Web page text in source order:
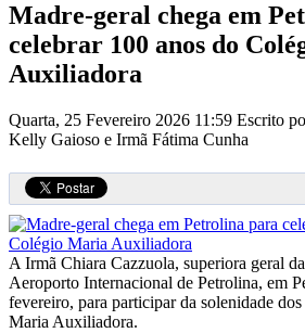
Madre-geral chega em
celebrar 100 anos do
Auxiliadora
Quarta, 25 Fevereiro 2026 11:59 Escrito
Kelly Gaioso e Irmã Fátima Cunha
A Irmã Chiara Cazzuola, superiora geral
Aeroporto Internacional de Petrolina, em
fevereiro, para participar da solenidade
Maria Auxiliadora.